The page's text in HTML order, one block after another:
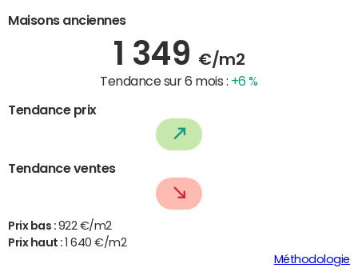
Maisons anciennes
1 349 €/m2
Tendance sur 6 mois : +6 %
Tendance prix
Tendance ventes
Prix bas : 922 €/m2
Prix haut :
1 640 €/m2
Méthodologie